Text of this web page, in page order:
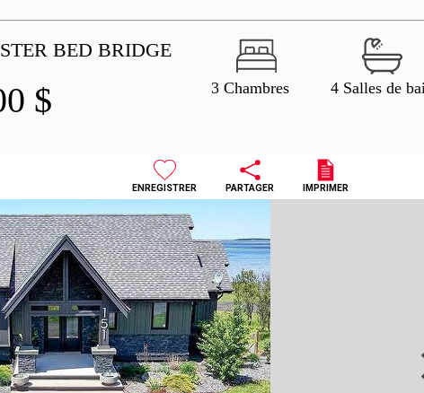
BED BRIDGE
$ 3 Chambres 4 Salles de
ENREGISTRER PARTAGER IMPRIMER